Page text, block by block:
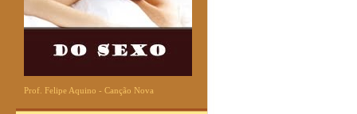
Prof. Felipe Aquino - Canção Nova